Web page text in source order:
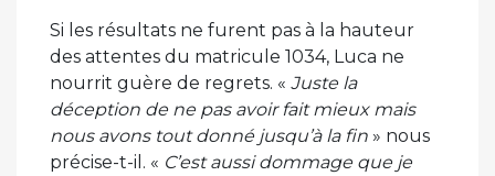
Si les résultats ne furent pas à la hauteur
des attentes du matricule 1034, Luca ne
nourrit guère de regrets. « Juste la
déception de ne pas avoir fait mieux mais
nous avons tout donné jusqu’à la fin » nous
précise-t-il. « C’est aussi dommage que je